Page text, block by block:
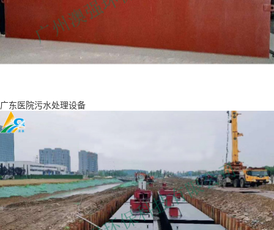
广东医院污水处理设备